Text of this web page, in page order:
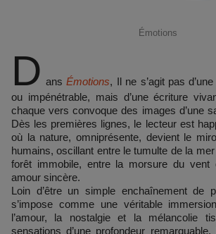
Émotions
D ansÉmotions, Il ne s’agit pas
ou impénétrable, mais d’une écriture
chaque vers convoque des images d’une
Dès les premières lignes, le lecteur est
où la nature, omniprésente, devient le
humains, oscillant entre le tumulte de la mer
forêt immobile, entre la morsure du vent
amour sincère.
Loin d’être un simple enchaînement de
s’impose comme une véritable
l’amour, la nostalgie et la mélancolie
sensations d’une profondeur remarquable.